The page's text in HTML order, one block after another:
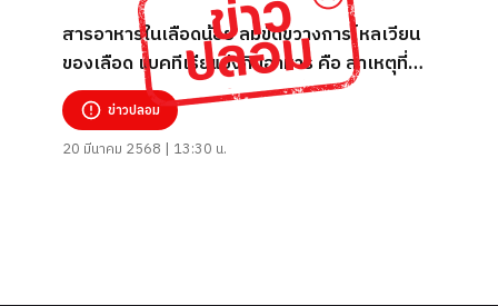
สารอาหารในเลือดน้อย ลมขัดขวางการไหลเวียน
ของเลือด แบคทีเรียแย่งกินอาหาร คือ สาเหตุที่
ทำให้ผมร่วง
ข่าวปลอม
20 มีนาคม 2568 | 13:30 น.